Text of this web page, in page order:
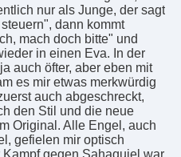
nur als Junge, der sagt
dann kommt
mach doch bitte" und
in einen Eva. In der
auch öfter, aber eben mit
es mir etwas merkwürdig
auch abgeschreckt,
den Stil und die neue
Original. Alle Engel, auch
gefielen mir optisch
gegen Sahaquiel war